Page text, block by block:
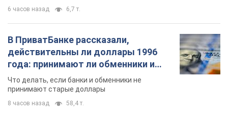
6 часов назад 6,7 т.
В ПриватБанке рассказали,
действительны ли доллары 1996
года: принимают ли обменники и
банки такие купюры
Что делать, если банки и обменники не
принимают старые доллары
8 часов назад 58,4 т.